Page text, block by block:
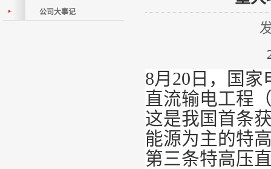
公司大事记
8月20日，国
直流输电工程
这是我国首条
能源为主的特
第三条特高压